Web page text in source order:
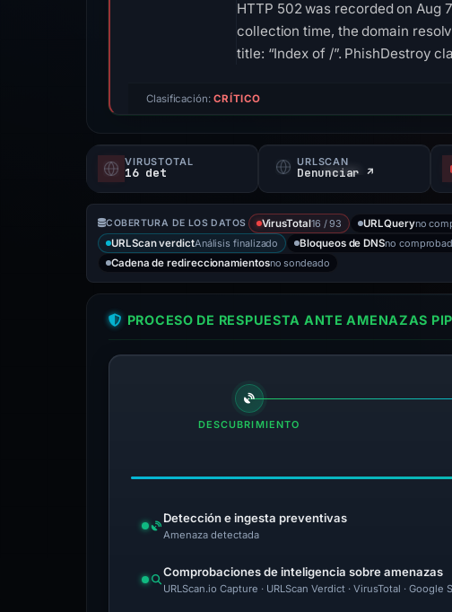
HTTP 502 was recorded on Aug
collection time, the domain
title: “Index of /”. PhishDestroy
Clasificación: CRÍTICO
VIRUSTOTAL
16 det
URLSCAN
Denunciar ↗
COBERTURA DE LOS DATOS VirusTotal16 / 93 URLQueryno
URLScan verdictAnálisis finalizado Bloqueos de DNSno
Cadena de redireccionamientosno sondeado
PROCESO DE RESPUESTA ANTE AMENAZAS
DESCUBRIMIENTO
Detección e ingesta preventivas
Amenaza detectada
Comprobaciones de inteligencia sobre amenazas
URLScan.io Capture · URLScan Verdict · VirusTotal ·